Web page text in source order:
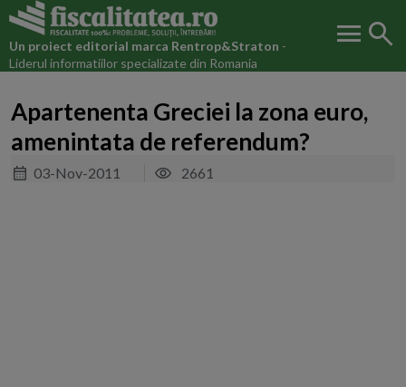
Un proiect editorial marca Rentrop&Straton -
Liderul informatiilor specializate din Romania
menu search
Apartenenta Greciei la zona euro,
amenintata de referendum?
03-Nov-2011 2661